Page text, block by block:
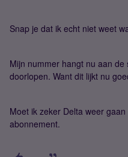
Snap je dat ik echt niet weet
Mijn nummer hangt nu aan
doorlopen. Want dit lijkt nu
Moet ik zeker Delta weer
abonnement.